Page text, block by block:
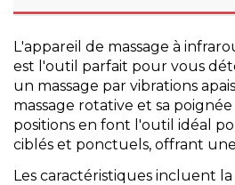
L'appareil de massage à
est l'outil parfait pour vous
un massage par vibrations
massage rotative et sa
positions en font l'outil idéal
ciblés et ponctuels, offrant
Les caractéristiques incluent